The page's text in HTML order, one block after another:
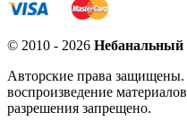
© 2010 - 2026 Небанальный
Авторские права
воспроизведение
разрешения запрещено.